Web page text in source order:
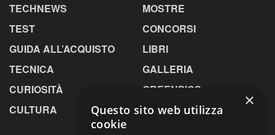
TECHNEWS
TEST
GUIDA ALL’ACQUISTO
TECNICA
CURIOSITÀ
CULTURA
MOSTRE
CONCORSI
LIBRI
GALLERIA
GREENPICS
LA RIVISTA
×
Questo sito web utilizza
cookie